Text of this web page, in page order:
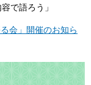
で語ろう」
会」開催のお知ら